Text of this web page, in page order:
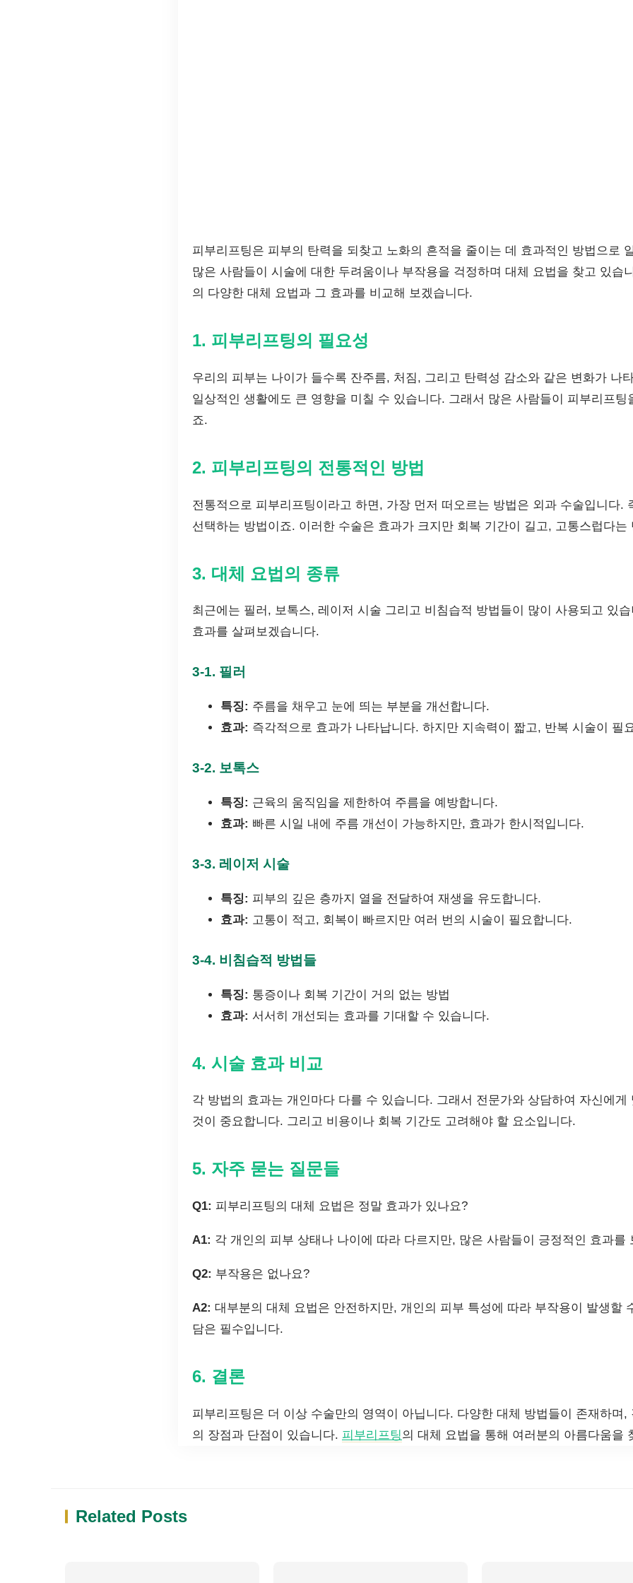
피부리프팅은 피부의 탄력을 되찾고 노화의 흔적을 줄이는 데 효과적인 방법으로
많은 사람들이 시술에 대한 두려움이나 부작용을 걱정하며 대체 요법을 찾고 있습
의 다양한 대체 요법과 그 효과를 비교해 보겠습니다.
1. 피부리프팅의 필요성
우리의 피부는 나이가 들수록 잔주름, 처짐, 그리고 탄력성 감소와 같은 변화가 나
일상적인 생활에도 큰 영향을 미칠 수 있습니다. 그래서 많은 사람들이 피부리프팅
죠.
2. 피부리프팅의 전통적인 방법
전통적으로 피부리프팅이라고 하면, 가장 먼저 떠오르는 방법은 외과 수술입니다.
선택하는 방법이죠. 이러한 수술은 효과가 크지만 회복 기간이 길고, 고통스럽다는
3. 대체 요법의 종류
최근에는 필러, 보톡스, 레이저 시술 그리고 비침습적 방법들이 많이 사용되고 있
효과를 살펴보겠습니다.
3-1. 필러
특징: 주름을 채우고 눈에 띄는 부분을 개선합니다.
효과: 즉각적으로 효과가 나타납니다. 하지만 지속력이 짧고, 반복 시술이 필
3-2. 보톡스
특징: 근육의 움직임을 제한하여 주름을 예방합니다.
효과: 빠른 시일 내에 주름 개선이 가능하지만, 효과가 한시적입니다.
3-3. 레이저 시술
특징: 피부의 깊은 층까지 열을 전달하여 재생을 유도합니다.
효과: 고통이 적고, 회복이 빠르지만 여러 번의 시술이 필요합니다.
3-4. 비침습적 방법들
특징: 통증이나 회복 기간이 거의 없는 방법
효과: 서서히 개선되는 효과를 기대할 수 있습니다.
4. 시술 효과 비교
각 방법의 효과는 개인마다 다를 수 있습니다. 그래서 전문가와 상담하여 자신에게
것이 중요합니다. 그리고 비용이나 회복 기간도 고려해야 할 요소입니다.
5. 자주 묻는 질문들
Q1: 피부리프팅의 대체 요법은 정말 효과가 있나요?
A1: 각 개인의 피부 상태나 나이에 따라 다르지만, 많은 사람들이 긍정적인 효과를
Q2: 부작용은 없나요?
A2: 대부분의 대체 요법은 안전하지만, 개인의 피부 특성에 따라 부작용이 발생할
담은 필수입니다.
6. 결론
피부리프팅은 더 이상 수술만의 영역이 아닙니다. 다양한 대체 방법들이 존재하며,
의 장점과 단점이 있습니다. 피부리프팅의 대체 요법을 통해 여러분의 아름다움을
Related Posts